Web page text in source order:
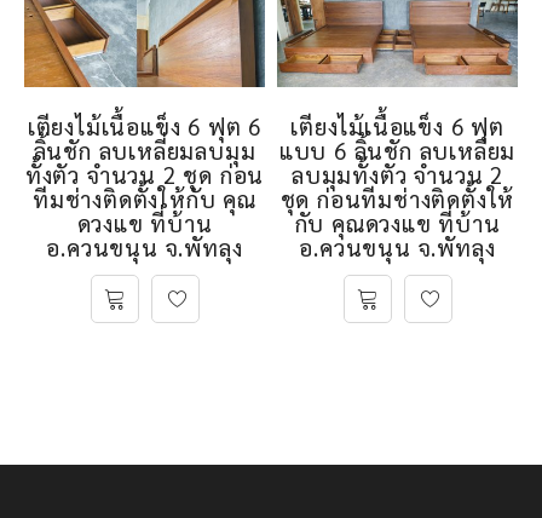
เตียงไม้เนื้อแข็ง 6 ฟุต 6
ลิ้นชัก ลบเหลี่ยมลบมุม
ทั้งตัว จำนวน 2 ชุด ก่อน
ทีมช่างติดตั้งให้กับ คุณ
ดวงแข ที่บ้าน
อ.ควนขนุน จ.พัทลุง
เตียงไม้เนื้อแข็ง 6 ฟุต
แบบ 6 ลิ้นชัก ลบเหลี่ยม
ลบมุมทั้งตัว จำนวน 2
ชุด ก่อนทีมช่างติดตั้งให้
กับ คุณดวงแข ที่บ้าน
อ.ควนขนุน จ.พัทลุง